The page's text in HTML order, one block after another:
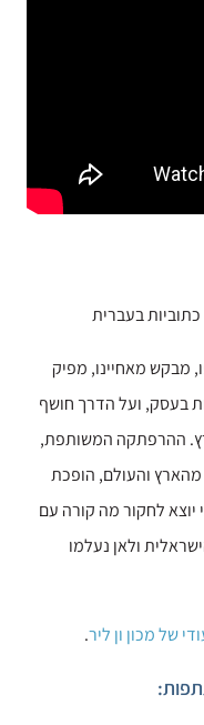
מבקש מאחיינו, מפיק
בעסק, ועל הדרך חושף
ההרפתקה המשותפת,
והעולם, הופכת
יוצא לחקור מה קורה עם
ולאן נעלמו
של מכון ון ליר.
: